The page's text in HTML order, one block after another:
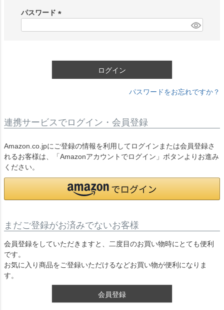
)
パスワード
ログイン
パスワードをお忘れですか？
連携サービスでログイン・会員登録
Amazon.co.jpにご登録の情報を利用してログインまたは会員登録さ
れるお客様は、「Amazonアカウントでログイン」ボタンよりお進み
ください。
まだご登録がお済みでないお客様
会員登録をしていただきますと、二度目のお買い物時にとても便利
です。
お気に入り商品をご登録いただけるなどお買い物が便利になりま
す。
会員登録